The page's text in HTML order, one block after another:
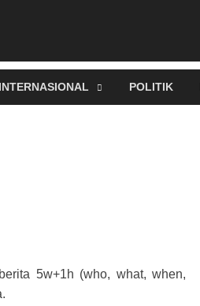
INTERNASIONAL POLITIK
5w+1h (who, what, when,